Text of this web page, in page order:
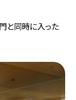
と同時に入った